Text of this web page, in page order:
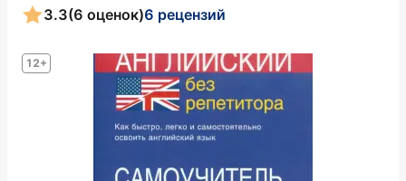
12+
3.3(6 оценок)6 рецензий